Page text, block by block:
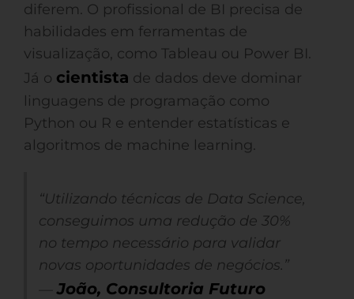
diferem. O profissional de BI precisa de
habilidades em ferramentas de
visualização, como Tableau ou Power BI.
Já o cientista de dados deve dominar
linguagens de programação como
Python ou R e entender estatísticas e
algoritmos de machine learning.
“Utilizando técnicas de Data Science,
conseguimos uma redução de 30%
no tempo necessário para validar
novas oportunidades de negócios.”
—João, Consultoria Futuro